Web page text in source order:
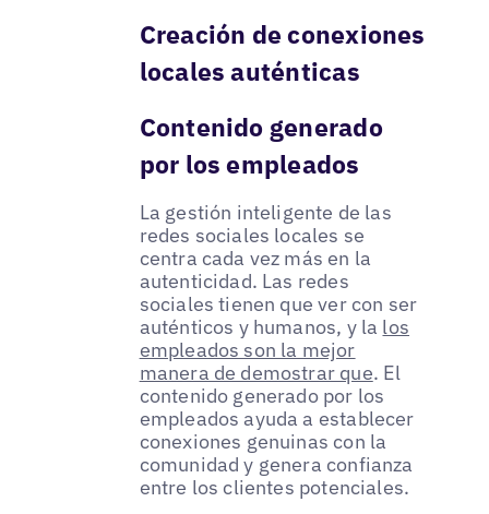
Creación de conexiones
locales auténticas
Contenido generado
por los empleados
La gestión inteligente de las
redes sociales locales se
centra cada vez más en la
autenticidad. Las redes
sociales tienen que ver con ser
auténticos y humanos, y la los
empleados son la mejor
manera de demostrar que. El
contenido generado por los
empleados ayuda a establecer
conexiones genuinas con la
comunidad y genera confianza
entre los clientes potenciales.